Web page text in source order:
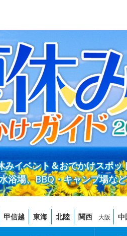
イベント＆おでかけスポッ
浴場、BBQ・キャンプ場な
甲信越 東海 北陸 関西 大阪 中